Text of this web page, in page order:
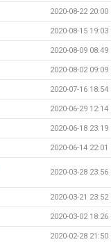
2020-08-22 20:00
2020-08-15 19:03
2020-08-09 08:49
2020-08-02 09:09
2020-07-16 18:54
2020-06-29 12:14
2020-06-18 23:19
2020-06-14 22:01
2020-03-28 23:56
2020-03-21 23:52
2020-03-02 18:26
2020-02-28 21:50